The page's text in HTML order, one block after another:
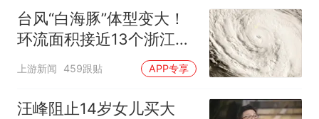
台风“白海豚”体型变大！
环流面积接近13个浙江那
么大
上游新闻 459跟贴 APP专享
汪峰阻止14岁女儿买大